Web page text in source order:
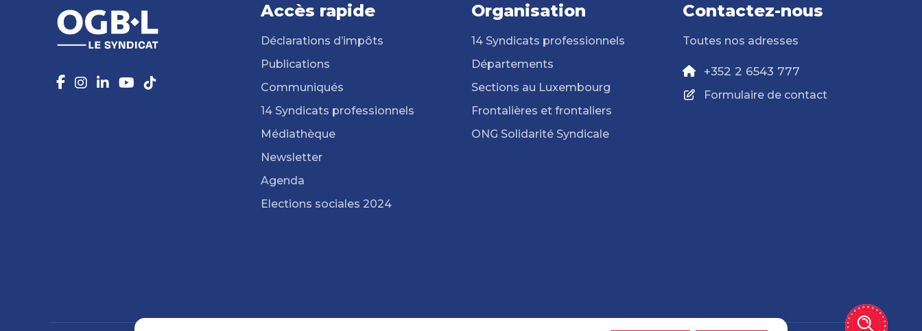
Accès rapide
Déclarations d’impôts
Publications
Communiqués
14 Syndicats professionnels
Médiathèque
Newsletter
Agenda
Elections sociales 2024
Organisation
14 Syndicats professionnels
Départements
Sections au Luxembourg
Frontalières et frontaliers
ONG Solidarité Syndicale
Contactez-nous
Toutes nos adresses
+352 2 6543 777
Formulaire de contact